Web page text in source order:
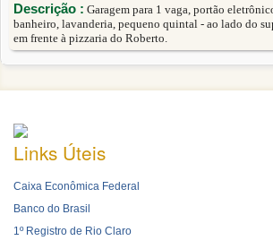
Descrição : Garagem para 1 vaga, portão
banheiro, lavanderia, pequeno quintal - ao lado do
em frente à pizzaria do Roberto.
Links Úteis
Caixa Econômica Federal
Banco do Brasil
1º Registro de Rio Claro